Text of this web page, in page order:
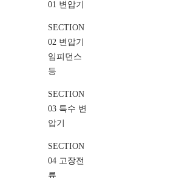
01 변압기
SECTION
02 변압기
임피던스
등
SECTION
03 특수 변
압기
SECTION
04 고장전
류